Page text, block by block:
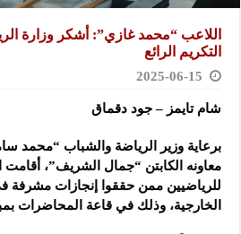
اللاعب “محمد غازي”: أشكر وزارة
التكريم الرائع
2025-06-15
شام تايمز – جود دقماق
برعاية وزير الرياضة والشباب “محمد
معاونه الكابتن “جمال الشريف”، أقامت
للرياضيين ممن حققوا إنجازات مشرفة
الخارجية، وذلك في قاعة المحاضرات